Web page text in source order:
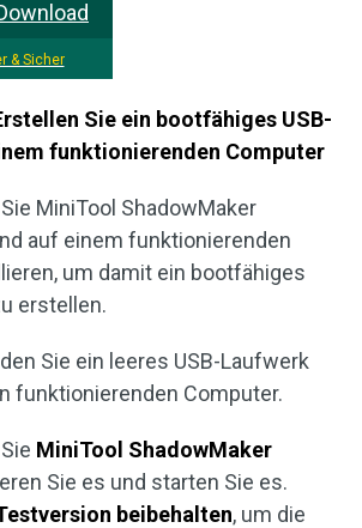
& Sicher
Sie ein bootfähiges USB-
funktionierenden Computer
MiniTool ShadowMaker
auf einem funktionierenden
um damit ein bootfähiges
erstellen.
Sie ein leeres USB-Laufwerk
funktionierenden Computer.
MiniTool ShadowMaker
Sie es und starten Sie es.
beibehalten, um die